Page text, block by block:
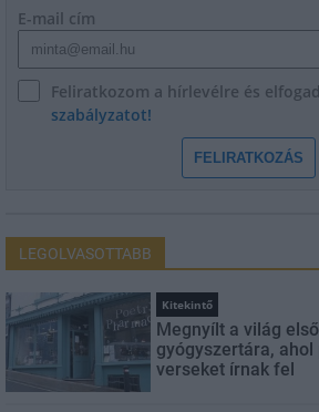
E-mail cím
Feliratkozom a hírlevélre és
szabályzatot!
FELIRATKOZÁS
LEGOLVASOTTABB
Kitekintő
Megnyílt a világ
gyógyszertára,
verseket írnak fel